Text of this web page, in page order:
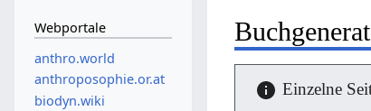
Einzelne
Webportale
anthro.world
anthroposophie.or.at
biodyn.wiki